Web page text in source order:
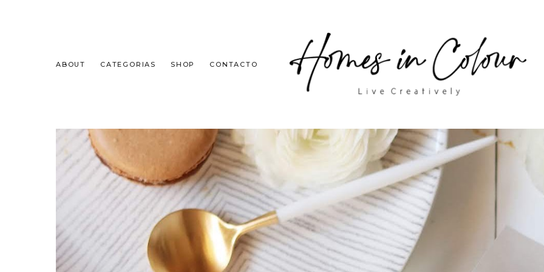
ABOUT CATEGORIAS SHOP CONTACTO